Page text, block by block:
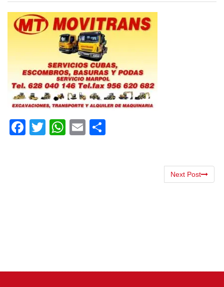
Facebook
TwitterWhatsApp
Email
Next Post